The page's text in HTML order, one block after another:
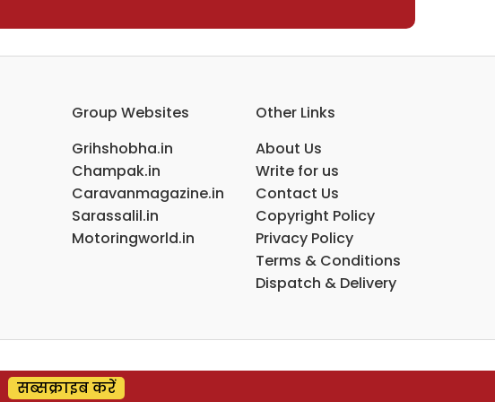
Group Websites
Grihshobha.in
Champak.in
Caravanmagazine.in
Sarassalil.in
Motoringworld.in
Other Links
About Us
Write for us
Contact Us
Copyright Policy
Privacy Policy
Terms & Conditions
Dispatch & Delivery
सब्सक्राइब करें